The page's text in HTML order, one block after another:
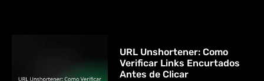
URL Unshortener: Como
Verificar Links Encurtados
Antes de Clicar